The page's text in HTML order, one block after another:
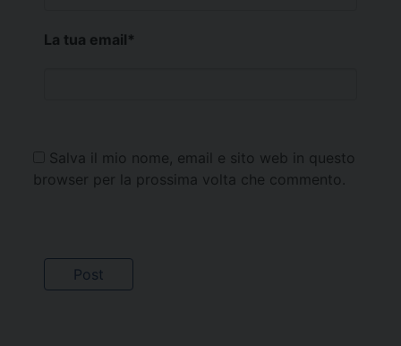
La tua email*
Salva il mio nome, email e sito web in questo
browser per la prossima volta che commento.